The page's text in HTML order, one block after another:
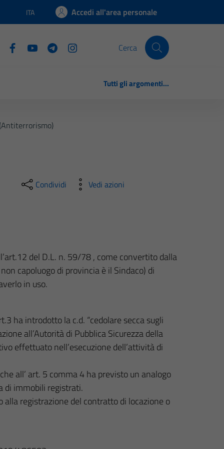
Lingua attiva:
ITA Accedi all'area personale
Cerca
Tutti gli argomenti...
Condividi Vedi azioni
del D.L. n. 59/78 , come convertito dalla
capoluogo di provincia è il Sindaco) di
in uso.
ha introdotto la c.d. “cedolare secca sugli
all’Autorità di Pubblica Sicurezza della
effettuato nell’esecuzione dell’attività di
all’ art. 5 comma 4 ha previsto un analogo
di immobili registrati.
alla registrazione del contratto di locazione o